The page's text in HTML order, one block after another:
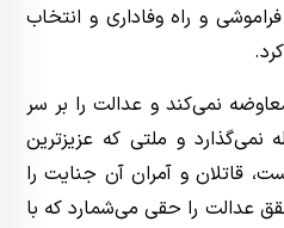
و راه وفاداری و انتخاب
نمی‌کند و عدالت را بر سر
نمی‌گذارد و ملتی که عزیزترین
قاتلان و آمران آن جنایت را
عدالت را حقی می‌شمارد که با